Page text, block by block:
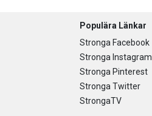
Populära Länkar
Stronga Facebook
Stronga Instagram
Stronga Pinterest
Stronga Twitter
StrongaTV